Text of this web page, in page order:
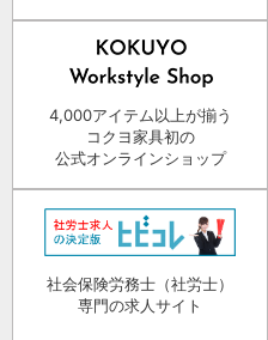
4,000アイテム以上が揃う
コクヨ家具初の
公式オンラインショップ
社会保険労務士（社労士）
専門の求人サイト